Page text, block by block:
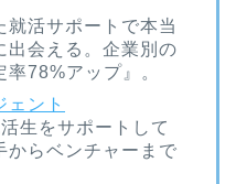
活サポートで本当
出会える。企業別の
78%アップ』。
ェント
生をサポートして
からベンチャーまで